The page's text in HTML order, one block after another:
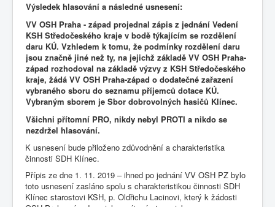
Výsledek hlasování a následné usnesení:
VV OSH Praha - západ projednal zápis z jednání Vedení
KSH Středočeského kraje v bodě týkajícím se rozdělení
daru KÚ. Vzhledem k tomu, že podmínky rozdělení daru
jsou značně jiné než ty, na jejichž základě VV OSH Praha-
západ rozhodoval na základě výzvy z KSH Středočeského
kraje, žádá VV OSH Praha-západ o dodatečné zařazení
vybraného sboru do seznamu příjemců dotace KÚ.
Vybraným sborem je Sbor dobrovolných hasičů Klínec.
Všichni přítomní PRO, nikdy nebyl PROTI a nikdo se
nezdržel hlasování.
K usnesení bude přiloženo zdůvodnění a charakteristika
činnosti SDH Klínec.
Přípis ze dne 1. 11. 2019 – ihned po jednání VV OSH PZ bylo
toto usnesení zasláno spolu s charakteristikou činnosti SDH
Klínec starostovi KSH, p. Oldřichu Lacinovi, který k žádosti